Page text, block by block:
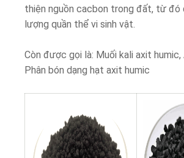
thiện nguồn cacbon trong đất, từ đó
lượng quần thể vi sinh vật.
Còn được gọi là: Muối kali axit humic,
Phân bón dạng hạt axit humic